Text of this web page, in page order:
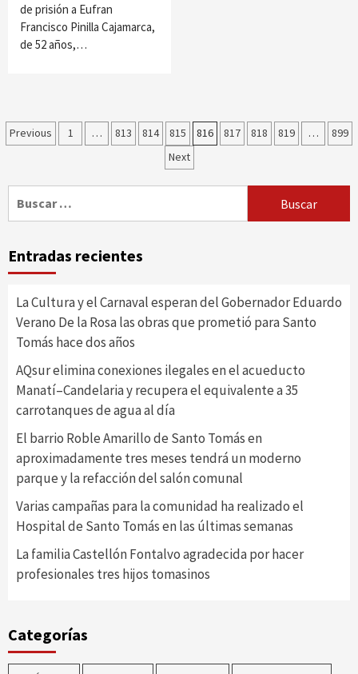
de prisión a Eufran
Francisco Pinilla Cajamarca,
de 52 años,…
Paginación
entradas
Previous 1 … 813 814 815 816 817 818 819 …
899
Next
Entradas recientes
La Cultura y el Carnaval esperan del Gobernador Eduardo
Verano De la Rosa las obras que prometió para Santo
Tomás hace dos años
AQsur elimina conexiones ilegales en el acueducto
Manatí–Candelaria y recupera el equivalente a 35
carrotanques de agua al día
El barrio Roble Amarillo de Santo Tomás en
aproximadamente tres meses tendrá un moderno
parque y la refacción del salón comunal
Varias campañas para la comunidad ha realizado el
Hospital de Santo Tomás en las últimas semanas
La familia Castellón Fontalvo agradecida por hacer
profesionales tres hijos tomasinos
Categorías